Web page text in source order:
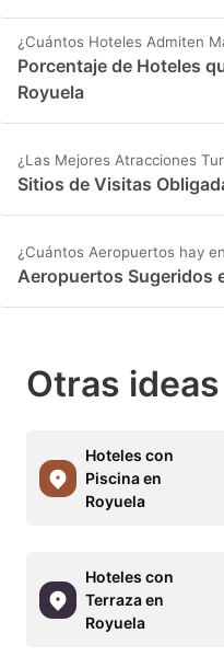
¿Cuántos Hoteles Admiten
Porcentaje de Hoteles
Royuela
¿Las Mejores Atracciones
Sitios de Visitas
¿Cuántos Aeropuertos hay
Aeropuertos Sugeridos
Otras
Hoteles con
Piscina en
Royuela
Hoteles con
Terraza en
Royuela